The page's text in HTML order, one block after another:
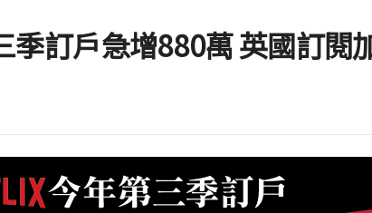
季訂戶急增880萬 英國訂閱